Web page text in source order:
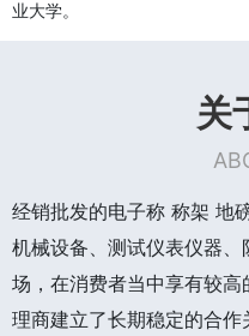
业大学。
关
经销批发的电子称 称架 地
机械设备、测试仪表仪器
场，在消费者当中享有较
理商建立了长期稳定的合